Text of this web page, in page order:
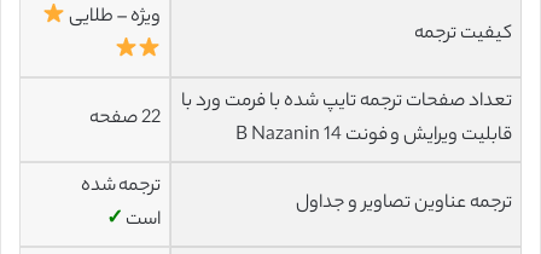
کیفیت ترجمه
ویژه – طلایی
تعداد صفحات ترجمه تایپ شده با فرمت ورد با
قابلیت ویرایش و فونت 14 B Nazanin
22 صفحه
ترجمه عناوین تصاویر و جداول
ترجمه شده
است ✓